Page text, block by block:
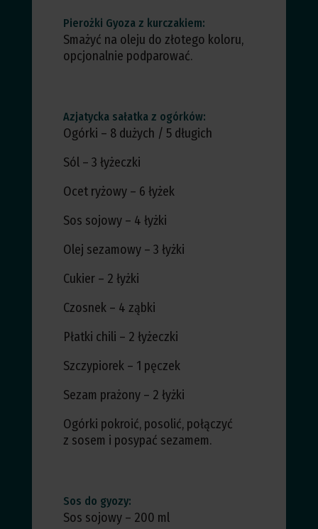
Pierożki Gyoza z kurczakiem:
Smażyć na oleju do złotego koloru,
opcjonalnie podparować.
Azjatycka sałatka z ogórków:
Ogórki – 8 dużych / 5 długich
Sól – 3 łyżeczki
Ocet ryżowy – 6 łyżek
Sos sojowy – 4 łyżki
Olej sezamowy – 3 łyżki
Cukier – 2 łyżki
Czosnek – 4 ząbki
Płatki chili – 2 łyżeczki
Szczypiorek – 1 pęczek
Sezam prażony – 2 łyżki
Ogórki pokroić, posolić, połączyć
z sosem i posypać sezamem.
Sos do gyozy:
Sos sojowy – 200 ml